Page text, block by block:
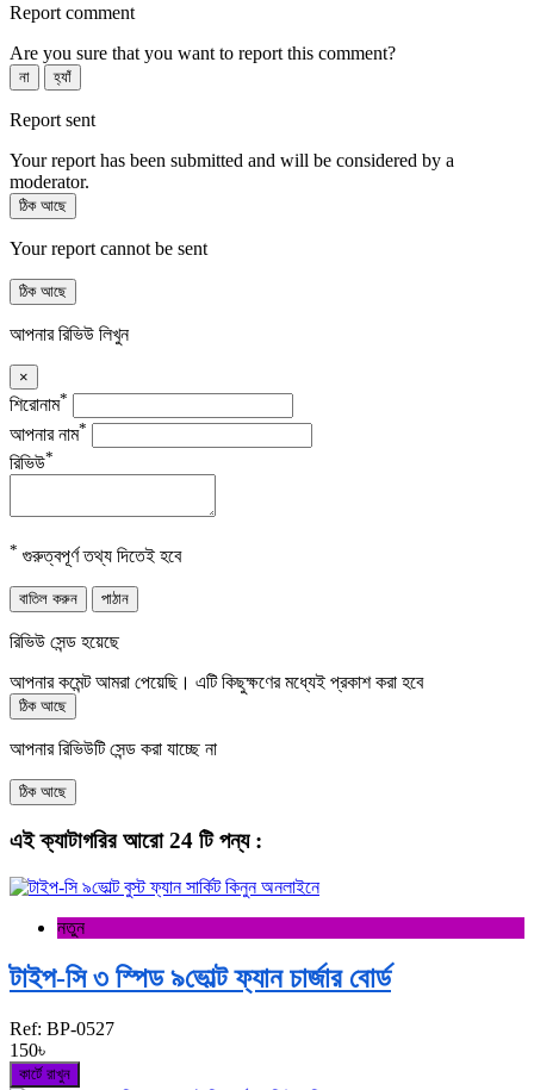
Report comment
Are you sure that you want to report this comment?
না হ্যাঁ
Report sent
Your report has been submitted and will be considered by a
moderator.
ঠিক আছে
Your report cannot be sent
ঠিক আছে
আপনার রিভিউ লিখুন
×
শিরোনাম*
আপনার নাম*
রিভিউ*
* গুরুত্বপূর্ণ তথ্য দিতেই হবে
বাতিল করুন পাঠান
রিভিউ সেন্ড হয়েছে
আপনার কমেন্ট আমরা পেয়েছি। এটি কিছুক্ষণের মধ্যেই প্রকাশ করা হবে
ঠিক আছে
আপনার রিভিউটি সেন্ড করা যাচ্ছে না
ঠিক আছে
এই ক্যাটাগরির আরো 24 টি পন্য :
নতুন
টাইপ-সি ৩ স্পিড ৯ভোল্ট ফ্যান চার্জার বোর্ড
Ref: BP-0527
150৳
কার্টে রাখুন